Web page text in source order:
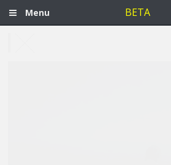
Menu BETA